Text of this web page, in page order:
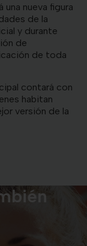
nueva figura
de la
y durante
de
de toda
contará con
habitan
versión de la